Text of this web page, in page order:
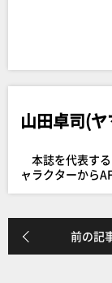
山田卓司(
本誌を代表す
ャラクターから
前の記